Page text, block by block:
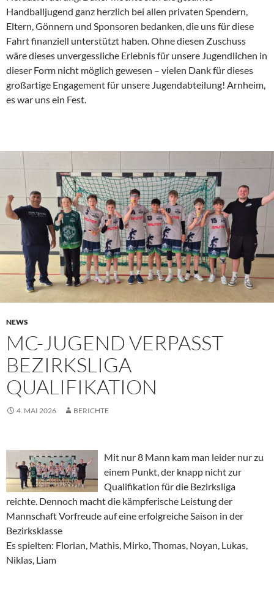
Handballjugend ganz herzlich bei allen privaten Spendern,
Eltern, Gönnern und Sponsoren bedanken, die uns für diese
Fahrt finanziell unterstützt haben. Ohne diesen Zuschuss
wäre dieses unvergessliche Erlebnis für unsere Jugendlichen in
dieser Form nicht möglich gewesen – vielen Dank für dieses
großartige Engagement für unsere Jugendabteilung! Arnheim,
es war uns ein Fest.
NEWS
MC-JUGEND VERPASST
BEZIRKSLIGA
QUALIFIKATION
4. MAI 2026 BERICHTE
Mit nur 8 Mann kam man leider nur zu
einem Punkt, der knapp nicht zur
Qualifikation für die Bezirksliga
reichte. Dennoch macht die kämpferische Leistung der
Mannschaft Vorfreude auf eine erfolgreiche Saison in der
Bezirksklasse
Es spielten: Florian, Mathis, Mirko, Thomas, Noyan, Lukas,
Niklas, Liam